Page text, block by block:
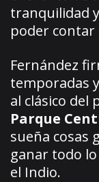
tranquilidad
poder contar
Fernández
temporadas
al clásico del
Parque
sueña cosas
ganar todo
el Indio.